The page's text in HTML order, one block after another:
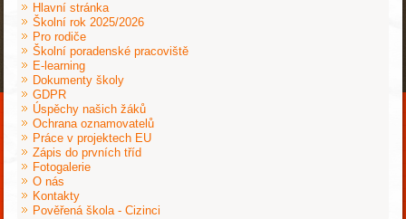
Hlavní stránka
Školní rok 2025/2026
Pro rodiče
Školní poradenské pracoviště
E-learning
Dokumenty školy
GDPR
Úspěchy našich žáků
Ochrana oznamovatelů
Práce v projektech EU
Zápis do prvních tříd
Fotogalerie
O nás
Kontakty
Pověřená škola - Cizinci